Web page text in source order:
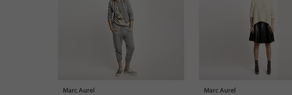
Marc Aurel
Marc Aurel